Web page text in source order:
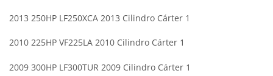
2013 250HP LF250XCA 2013 Cilindro Cárter 1
2010 225HP VF225LA 2010 Cilindro Cárter 1
2009 300HP LF300TUR 2009 Cilindro Cárter 1